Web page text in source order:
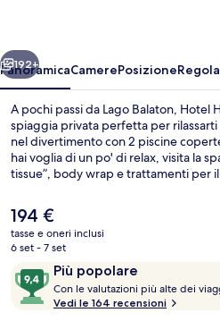
Avanti
192+
PanoramicaCamerePosizione
A pochi passi da Lago Balaton, Hotel
spiaggia privata perfetta per
nel divertimento con 2 piscine
hai voglia di un po' di relax, visita la
tissue”, body wrap e trattamenti per
Le altre dotazioni di questo hotel di
panoramica, un miniclub per bambini
aperto 24 ore su 24.
Il
prezzo
attuale
194 €
194 €
tasse e oneri inclusi
6 set - 7 set
RecensioniPiù popolare
9,4
su
10,
Con le valutazioni più alte dei
Vedi le 164 recensioni